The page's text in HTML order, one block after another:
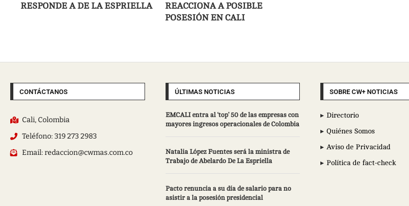
RESPONDE A DE LA ESPRIELLA
REACCIONA A POSIBLE
POSESIÓN EN CALI
CONTÁCTANOS
Cali, Colombia
Teléfono: 319 273 2983
Email: redaccion@cwmas.com.co
ÚLTIMAS NOTICIAS
EMCALI entra al ‘top’ 50 de las empresas con
mayores ingresos operacionales de Colombia
Natalia López Fuentes será la ministra de
Trabajo de Abelardo De La Espriella
Pacto renuncia a su día de salario para no
asistir a la posesión presidencial
SOBRE CW+ NOTICIAS
Directorio
Quiénes Somos
Aviso de Privacidad
Política de fact-check